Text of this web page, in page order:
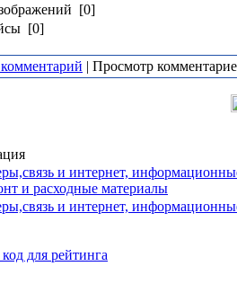
[0]
[0]
| Просмотр
и интернет,
и расходные материалы
и интернет,
для рейтинга